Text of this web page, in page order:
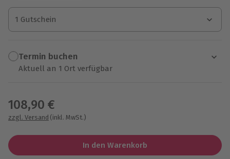
1 Gutschein
1 Gutschein
1 Gutschein
Termin buchen
Aktuell an 1 Ort verfügbar
108,90 €
zzgl. Versand (inkl. MwSt.)
In den Warenkorb